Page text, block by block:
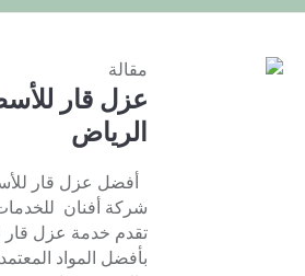
مقالة
عزل قار
الرياض
أفضل عزل قار
شركة أفنان
تقدم خدمة عزل
بأفضل المواد